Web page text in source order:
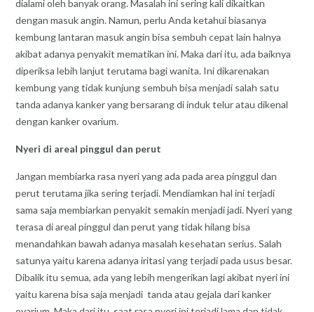
dialami oleh banyak orang. Masalah ini sering kali dikaitkan
dengan masuk angin. Namun, perlu Anda ketahui biasanya
kembung lantaran masuk angin bisa sembuh cepat lain halnya
akibat adanya penyakit mematikan ini. Maka dari itu, ada baiknya
diperiksa lebih lanjut terutama bagi wanita. Ini dikarenakan
kembung yang tidak kunjung sembuh bisa menjadi salah satu
tanda adanya kanker yang bersarang di induk telur atau dikenal
dengan kanker ovarium.
Nyeri di areal pinggul dan perut
Jangan membiarka rasa nyeri yang ada pada area pinggul dan
perut terutama jika sering terjadi. Mendiamkan hal ini terjadi
sama saja membiarkan penyakit semakin menjadi jadi. Nyeri yang
terasa di areal pinggul dan perut yang tidak hilang bisa
menandahkan bawah adanya masalah kesehatan serius. Salah
satunya yaitu karena adanya iritasi yang terjadi pada usus besar.
Dibalik itu semua, ada yang lebih mengerikan lagi akibat nyeri ini
yaitu karena bisa saja menjadi tanda atau gejala dari kanker